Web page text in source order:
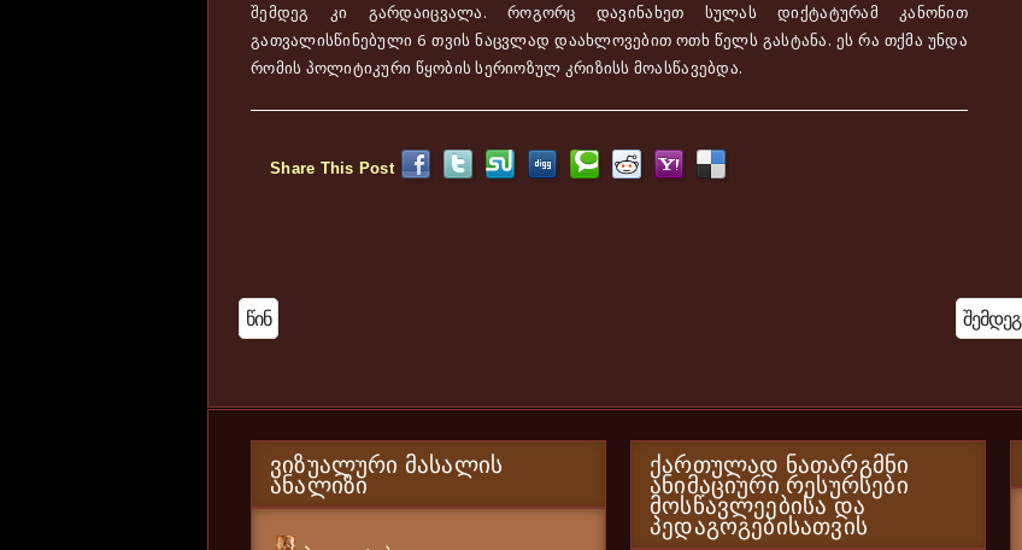
შემდეგ კი გარდაიცვალა. როგორც დავინახეთ სულას დიქტატურამ კანონით
გათვალისწინებული 6 თვის ნაცვლად დაახლოვებით ოთხ წელს გასტანა. ეს რა თქმა უნდა
რომის პოლიტიკური წყობის სერიოზულ კრიზისს მოასწავებდა.
Share This Post
Შემდეგ
Წინ
ᲕᲘᲖᲣᲐᲚᲣᲠᲘ ᲛᲐᲡᲐᲚᲘᲡ
ᲐᲜᲐᲚᲘᲖᲘ
ᲥᲐᲠᲗᲣᲚᲐᲓ ᲜᲐᲗᲐᲠᲒᲛᲜᲘ
ᲐᲜᲘᲛᲐᲪᲘᲣᲠᲘ ᲠᲔᲡᲣᲠᲡᲔᲑᲘ
ᲛᲝᲡᲬᲐᲕᲚᲔᲔᲑᲘᲡᲐ ᲓᲐ
ᲞᲔᲓᲐᲒᲝᲒᲔᲑᲘᲡᲐᲗᲕᲘᲡ